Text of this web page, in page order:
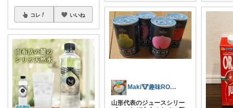
コレ いいね
Maki🐮趣味ROOM
山形代表のジュースシリー